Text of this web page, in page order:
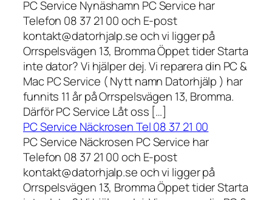
PC Service Nynäshamn PC Service har
Telefon 08 37 21 00 och E-post
kontakt@datorhjalp.se och vi ligger på
Orrspelsvägen 13, Bromma Öppet tider Starta
inte dator? Vi hjälper dej. Vi reparera din PC &
Mac PC Service ( Nytt namn Datorhjälp ) har
funnits 11 år på Orrspelsvägen 13, Bromma.
Därför PC Service Låt oss […]
PC Service Näckrosen Tel 08 37 21 00
PC Service Näckrosen PC Service har
Telefon 08 37 21 00 och E-post
kontakt@datorhjalp.se och vi ligger på
Orrspelsvägen 13, Bromma Öppet tider Starta